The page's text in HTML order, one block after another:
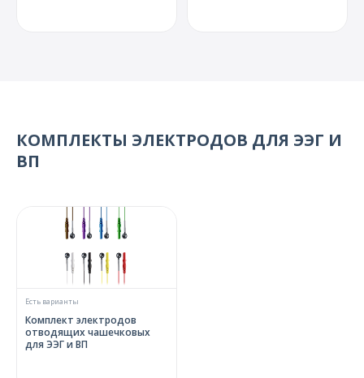
КОМПЛЕКТЫ ЭЛЕКТРОДОВ ДЛЯ ЭЭГ И
ВП
Есть варианты
Комплект электродов
отводящих чашечковых
для ЭЭГ и ВП